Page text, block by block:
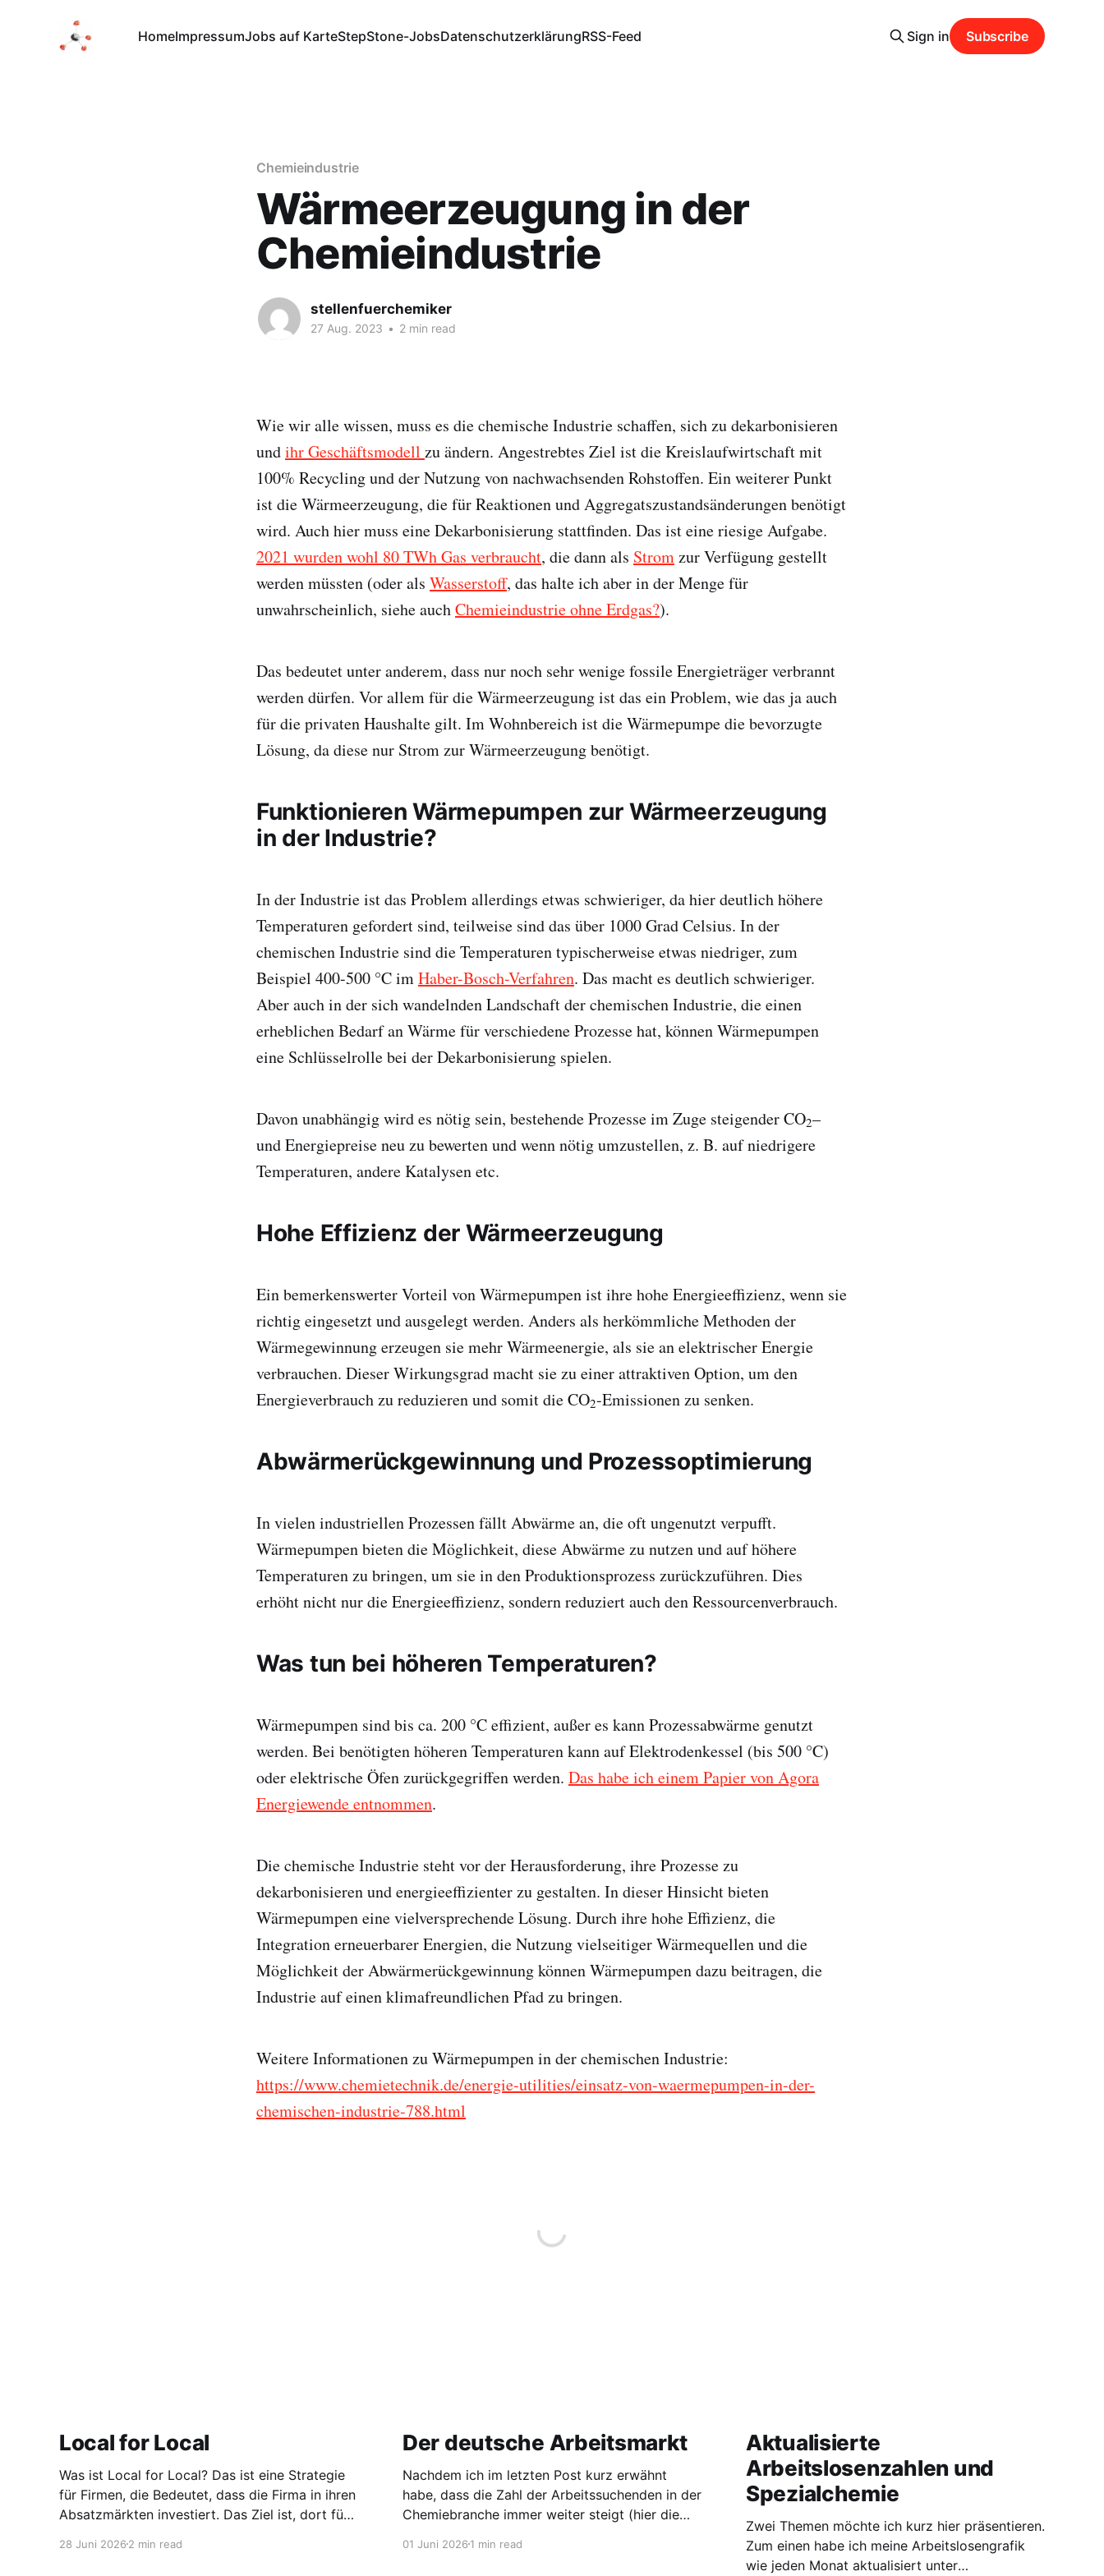
HomeImpressumJobs auf KarteStepStone-JobsDatenschutzerklärungRSS-Feed Sign in Subscribe
Chemieindustrie
Wärmeerzeugung in der
Chemieindustrie
stellenfuerchemiker
27 Aug. 2023 • 2 min read
Wie wir alle wissen, muss es die chemische Industrie schaffen, sich zu dekarbonisieren
undihr Geschäftsmodell zu ändern. Angestrebtes Ziel ist die Kreislaufwirtschaft mit
100% Recycling und der Nutzung von nachwachsenden Rohstoffen. Ein weiterer Punkt
ist die Wärmeerzeugung, die für Reaktionen und Aggregatszustandsänderungen benötigt
wird. Auch hier muss eine Dekarbonisierung stattfinden. Das ist eine riesige Aufgabe.
2021 wurden wohl 80 TWh Gas verbraucht, die dann als Stromzur Verfügung gestellt
werden müssten (oder als Wasserstoff, das halte ich aber in der Menge für
unwahrscheinlich, siehe auchChemieindustrie ohne Erdgas?).
Das bedeutet unter anderem, dass nur noch sehr wenige fossile Energieträger verbrannt
werden dürfen. Vor allem für die Wärmeerzeugung ist das ein Problem, wie das ja auch
für die privaten Haushalte gilt. Im Wohnbereich ist die Wärmepumpe die bevorzugte
Lösung, da diese nur Strom zur Wärmeerzeugung benötigt.
Funktionieren Wärmepumpen zur Wärmeerzeugung
in der Industrie?
In der Industrie ist das Problem allerdings etwas schwieriger, da hier deutlich höhere
Temperaturen gefordert sind, teilweise sind das über 1000 Grad Celsius. In der
chemischen Industrie sind die Temperaturen typischerweise etwas niedriger, zum
Beispiel 400-500 °C imHaber-Bosch-Verfahren. Das macht es deutlich schwieriger.
Aber auch in der sich wandelnden Landschaft der chemischen Industrie, die einen
erheblichen Bedarf an Wärme für verschiedene Prozesse hat, können Wärmepumpen
eine Schlüsselrolle bei der Dekarbonisierung spielen.
Davon unabhängig wird es nötig sein, bestehende Prozesse im Zuge steigender CO2–
und Energiepreise neu zu bewerten und wenn nötig umzustellen, z. B. auf niedrigere
Temperaturen, andere Katalysen etc.
Hohe Effizienz der Wärmeerzeugung
Ein bemerkenswerter Vorteil von Wärmepumpen ist ihre hohe Energieeffizienz, wenn sie
richtig eingesetzt und ausgelegt werden. Anders als herkömmliche Methoden der
Wärmegewinnung erzeugen sie mehr Wärmeenergie, als sie an elektrischer Energie
verbrauchen. Dieser Wirkungsgrad macht sie zu einer attraktiven Option, um den
Energieverbrauch zu reduzieren und somit die CO2-Emissionen zu senken.
Abwärmerückgewinnung und Prozessoptimierung
In vielen industriellen Prozessen fällt Abwärme an, die oft ungenutzt verpufft.
Wärmepumpen bieten die Möglichkeit, diese Abwärme zu nutzen und auf höhere
Temperaturen zu bringen, um sie in den Produktionsprozess zurückzuführen. Dies
erhöht nicht nur die Energieeffizienz, sondern reduziert auch den Ressourcenverbrauch.
Was tun bei höheren Temperaturen?
Wärmepumpen sind bis ca. 200 °C effizient, außer es kann Prozessabwärme genutzt
werden. Bei benötigten höheren Temperaturen kann auf Elektrodenkessel (bis 500 °C)
oder elektrische Öfen zurückgegriffen werden. Das habe ich einem Papier von Agora
Energiewende entnommen.
Die chemische Industrie steht vor der Herausforderung, ihre Prozesse zu
dekarbonisieren und energieeffizienter zu gestalten. In dieser Hinsicht bieten
Wärmepumpen eine vielversprechende Lösung. Durch ihre hohe Effizienz, die
Integration erneuerbarer Energien, die Nutzung vielseitiger Wärmequellen und die
Möglichkeit der Abwärmerückgewinnung können Wärmepumpen dazu beitragen, die
Industrie auf einen klimafreundlichen Pfad zu bringen.
Weitere Informationen zu Wärmepumpen in der chemischen Industrie:
https://www.chemietechnik.de/energie-utilities/einsatz-von-waermepumpen-in-der-
chemischen-industrie-788.html
Local for Local
Was ist Local for Local? Das ist eine Strategie
für Firmen, die Bedeutet, dass die Firma in ihren
Absatzmärkten investiert. Das Ziel ist, dort für
entwickeln. Diese Strategie ist von Toyota
28 Juni 2026 2 min read
Der deutsche Arbeitsmarkt
Nachdem ich im letzten Post kurz erwähnt
habe, dass die Zahl der Arbeitssuchenden in der
Chemiebranche immer weiter steigt (hier die
den gesamten Arbeitsmarkt werfen. Laut
01 Juni 20261 min read
Aktualisierte
Arbeitslosenzahlen und
Spezialchemie
Zwei Themen möchte ich kurz hier präsentieren.
Zum einen habe ich meine Arbeitslosengrafik
wie jeden Monat aktualisiert unter